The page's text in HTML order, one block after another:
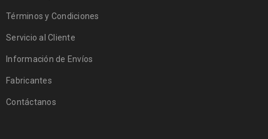
Términos y Condiciones
Servicio al Cliente
Información de Envíos
Fabricantes
Contáctanos